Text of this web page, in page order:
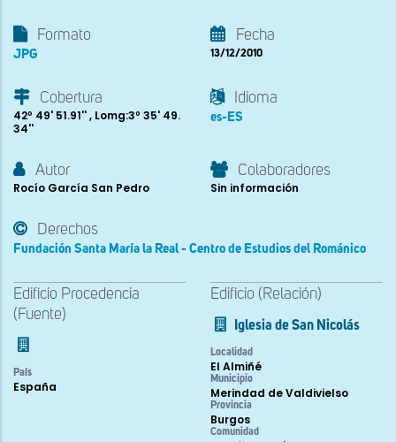
Formato
JPG
Fecha
13/12/2010
Cobertura
42º 49' 51.91'' , Lomg:3º 35' 49.
34''
Idioma
es-ES
Autor
Rocío García San Pedro
Colaboradores
Sin información
Derechos
Fundación Santa María la Real - Centro de Estudios del Románico
Edificio Procedencia
(Fuente)
País
España
Edificio (Relación)
Iglesia de San Nicolás
Localidad
El Almiñé
Municipio
Merindad de Valdivielso
Provincia
Burgos
Comunidad